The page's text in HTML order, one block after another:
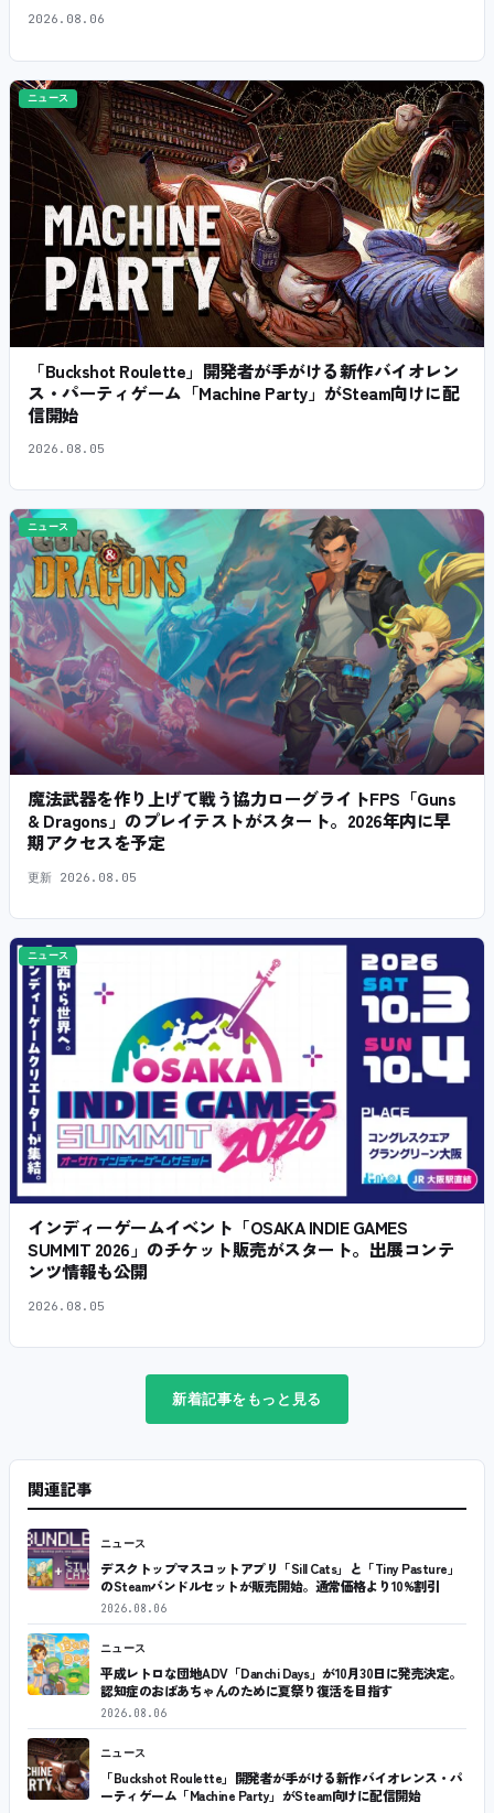
2026.08.06
ニュース
「Buckshot Roulette」開発者が手がける新作バイオレン
ス・パーティゲーム「Machine Party」がSteam向けに配
信開始
2026.08.05
ニュース
魔法武器を作り上げて戦う協力ローグライトFPS「Guns
& Dragons」のプレイテストがスタート。2026年内に早
期アクセスを予定
更新 2026.08.05
ニュース
インディーゲームイベント「OSAKA INDIE GAMES
SUMMIT 2026」のチケット販売がスタート。出展コンテ
ンツ情報も公開
2026.08.05
新着記事をもっと見る
関連記事
ニュース
デスクトップマスコットアプリ「Sill Cats」と「Tiny Pasture」
のSteamバンドルセットが販売開始。通常価格より10%割引
2026.08.06
ニュース
平成レトロな団地ADV「Danchi Days」が10月30日に発売決定。
認知症のおばあちゃんのために夏祭り復活を目指す
2026.08.06
ニュース
「Buckshot Roulette」開発者が手がける新作バイオレンス・パ
ーティゲーム「Machine Party」がSteam向けに配信開始